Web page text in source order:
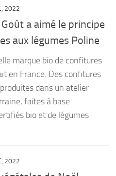
2022
a aimé le principe
aux légumes Poline
marque bio de confitures
en France. Des confitures
dans un atelier
faites à base
bio et de légumes
2022